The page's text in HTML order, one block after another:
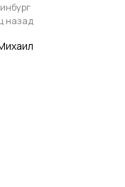
назад